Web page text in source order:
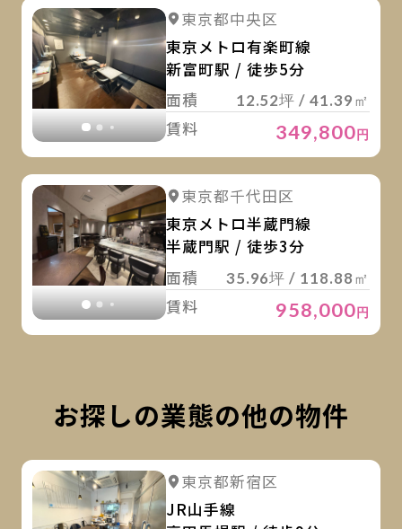
詳細を見る
東京都中央区
東京メトロ有楽町線
新富町駅 / 徒歩5分
面積
12.52坪 / 41.39㎡
賃料 349,800円
詳細を見る
東京都千代田区
東京メトロ半蔵門線
半蔵門駅 / 徒歩3分
面積
35.96坪 / 118.88㎡
賃料 958,000円
お探しの業態の他の物件
詳細を見る
東京都新宿区
JR山手線